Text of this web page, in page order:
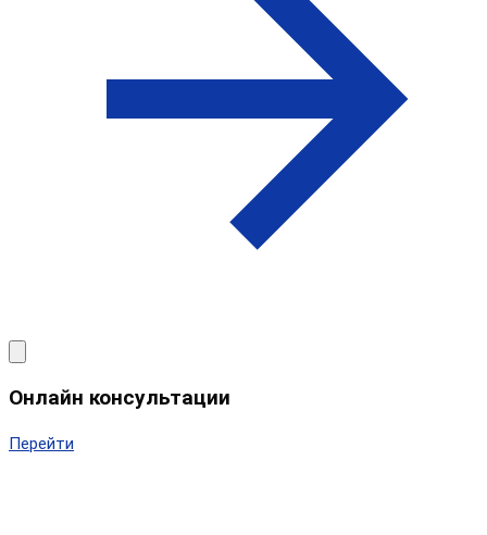
Онлайн консультации
Перейти